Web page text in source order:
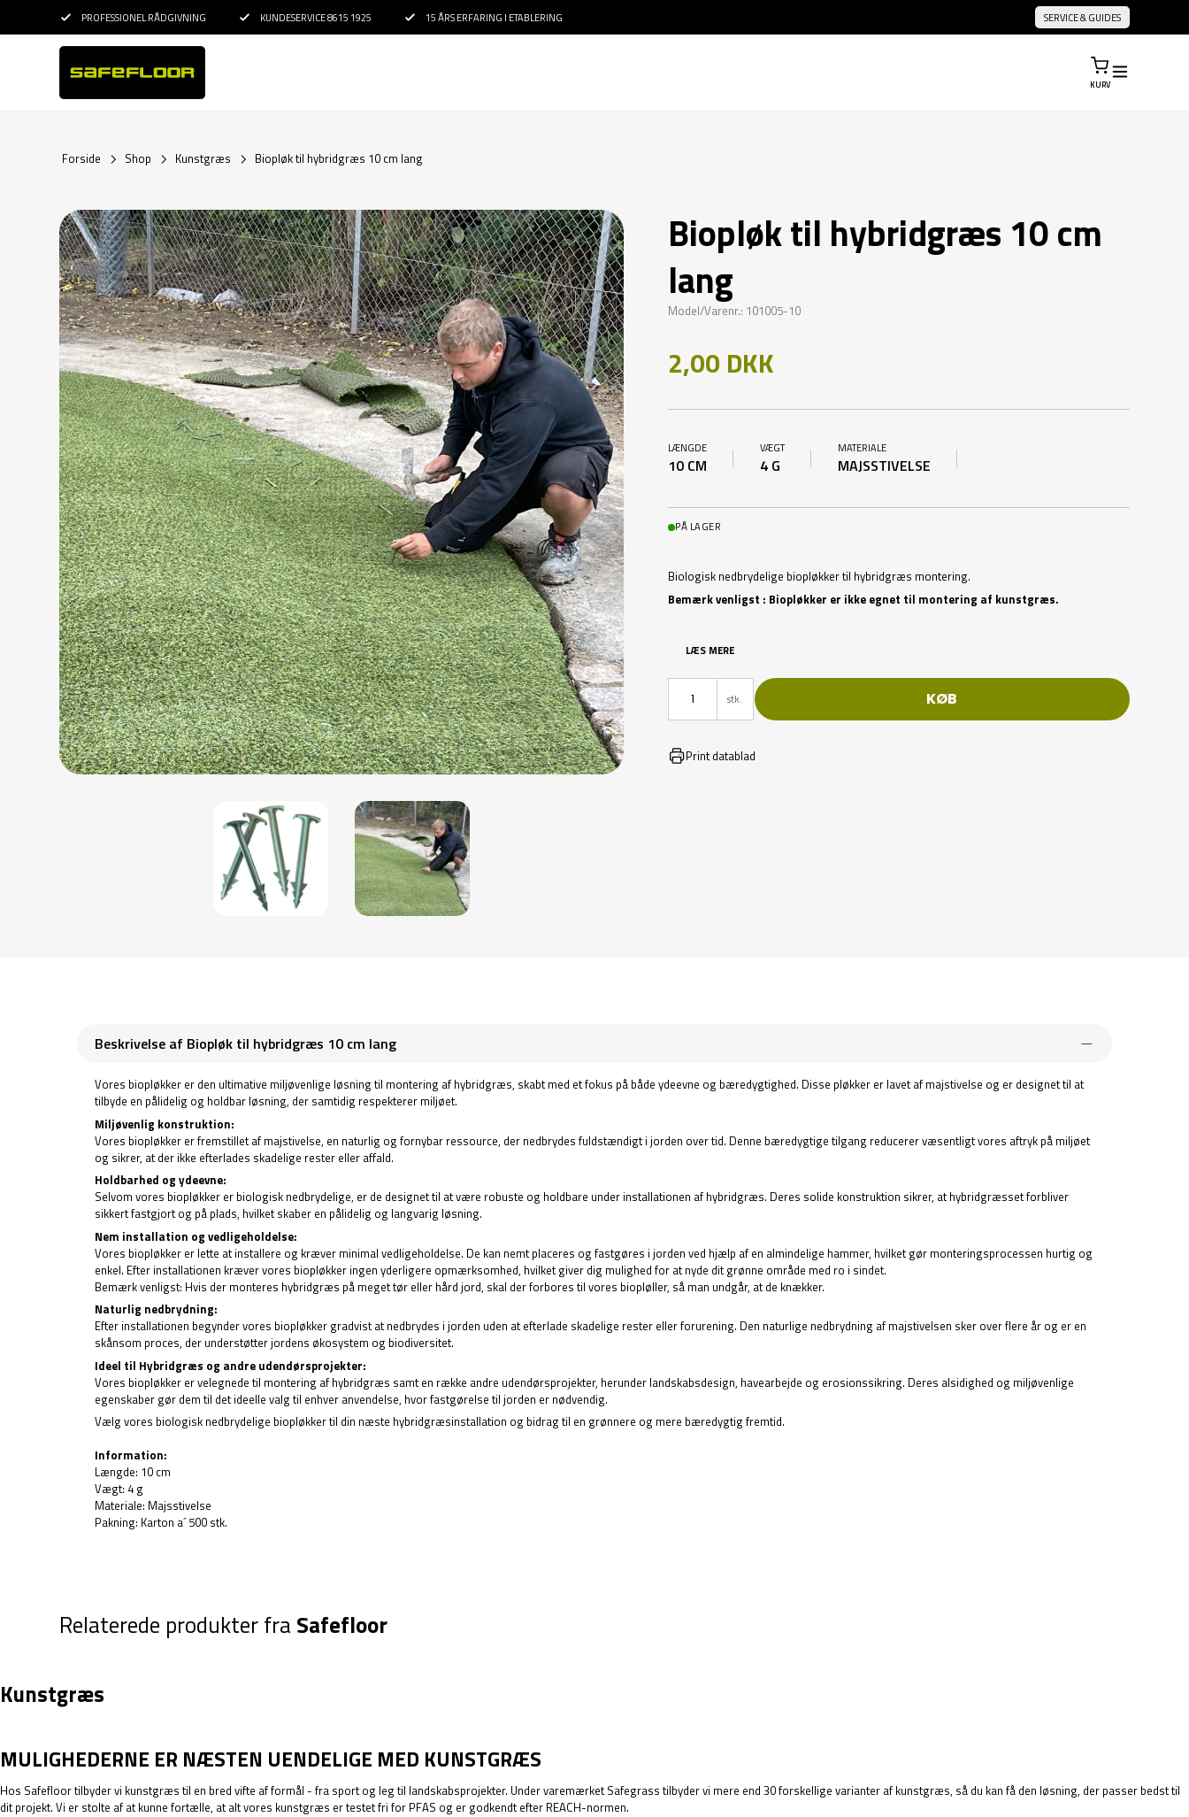
PROFESSIONEL RÅDGIVNING KUNDESERVICE 8615 1925 15 ÅRS ERFARING I ETABLERING SERVICE & GUIDES
KURV
Forside Shop Kunstgræs Biopløk til hybridgræs 10 cm lang
Biopløk til hybridgræs 10 cm
lang
Model/Varenr.: 101005-10
2,00 DKK
LÆNGDE
10 CM
VÆGT
4 G
MATERIALE
MAJSSTIVELSE
PÅ LAGER
Biologisk nedbrydelige biopløkker til hybridgræs montering.
Bemærk venligst : Biopløkker er ikke egnet til montering af kunstgræs.
LÆS MERE
stk. KØB
Print datablad
Beskrivelse af Biopløk til hybridgræs 10 cm lang
Vores biopløkker er den ultimative miljøvenlige løsning til montering af hybridgræs, skabt med et fokus på både ydeevne og bæredygtighed. Disse pløkker er lavet af majstivelse og er designet til at
tilbyde en pålidelig og holdbar løsning, der samtidig respekterer miljøet.
Miljøvenlig konstruktion:
Vores biopløkker er fremstillet af majstivelse, en naturlig og fornybar ressource, der nedbrydes fuldstændigt i jorden over tid. Denne bæredygtige tilgang reducerer væsentligt vores aftryk på miljøet
og sikrer, at der ikke efterlades skadelige rester eller affald.
Holdbarhed og ydeevne:
Selvom vores biopløkker er biologisk nedbrydelige, er de designet til at være robuste og holdbare under installationen af hybridgræs. Deres solide konstruktion sikrer, at hybridgræsset forbliver
sikkert fastgjort og på plads, hvilket skaber en pålidelig og langvarig løsning.
Nem installation og vedligeholdelse:
Vores biopløkker er lette at installere og kræver minimal vedligeholdelse. De kan nemt placeres og fastgøres i jorden ved hjælp af en almindelige hammer, hvilket gør monteringsprocessen hurtig og
enkel. Efter installationen kræver vores biopløkker ingen yderligere opmærksomhed, hvilket giver dig mulighed for at nyde dit grønne område med ro i sindet.
Bemærk venligst: Hvis der monteres hybridgræs på meget tør eller hård jord, skal der forbores til vores biopløller, så man undgår, at de knækker.
Naturlig nedbrydning:
Efter installationen begynder vores biopløkker gradvist at nedbrydes i jorden uden at efterlade skadelige rester eller forurening. Den naturlige nedbrydning af majstivelsen sker over flere år og er en
skånsom proces, der understøtter jordens økosystem og biodiversitet.
Ideel til Hybridgræs og andre udendørsprojekter:
Vores biopløkker er velegnede til montering af hybridgræs samt en række andre udendørsprojekter, herunder landskabsdesign, havearbejde og erosionssikring. Deres alsidighed og miljøvenlige
egenskaber gør dem til det ideelle valg til enhver anvendelse, hvor fastgørelse til jorden er nødvendig.
Vælg vores biologisk nedbrydelige biopløkker til din næste hybridgræsinstallation og bidrag til en grønnere og mere bæredygtig fremtid.
Information:
Længde: 10 cm
Vægt: 4 g
Materiale: Majsstivelse
Pakning: Karton a´ 500 stk.
Relaterede produkter fra Safefloor
Kunstgræs
MULIGHEDERNE ER NÆSTEN UENDELIGE MED KUNSTGRÆS
Hos Safefloor tilbyder vi kunstgræs til en bred vifte af formål - fra sport og leg til landskabsprojekter. Under varemærket Safegrass tilbyder vi mere end 30 forskellige varianter af kunstgræs, så du kan få den løsning, der passer bedst til
dit projekt. Vi er stolte af at kunne fortælle, at alt vores kunstgræs er testet fri for PFAS og er godkendt efter REACH-normen.